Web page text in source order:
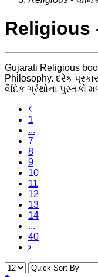
Religious -
Gujarati Religious
Philosophy. દરેક
વૈદિક ગ્રંથોના પુસ્તકો
1
...
7
8
9
10
11
12
13
14
...
40